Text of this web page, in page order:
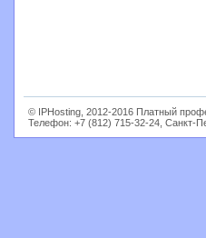
© IPHosting, 2012-2016 Платный
Телефон: +7 (812) 715-32-24, Санкт-